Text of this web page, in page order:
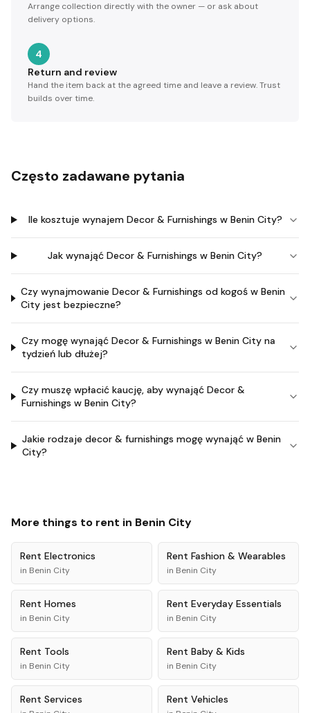
Arrange collection directly with the owner — or ask about
delivery options.
4
Return and review
Hand the item back at the agreed time and leave a review. Trust
builds over time.
Często zadawane pytania
Ile kosztuje wynajem Decor & Furnishings w Benin City?
Jak wynająć Decor & Furnishings w Benin City?
Czy wynajmowanie Decor & Furnishings od kogoś w Benin
City jest bezpieczne?
Czy mogę wynająć Decor & Furnishings w Benin City na
tydzień lub dłużej?
Czy muszę wpłacić kaucję, aby wynająć Decor &
Furnishings w Benin City?
Jakie rodzaje decor & furnishings mogę wynająć w Benin
City?
More things to rent in Benin City
Rent Electronics
in Benin City
Rent Fashion & Wearables
in Benin City
Rent Homes
in Benin City
Rent Everyday Essentials
in Benin City
Rent Tools
in Benin City
Rent Baby & Kids
in Benin City
Rent Services Rent Vehicles